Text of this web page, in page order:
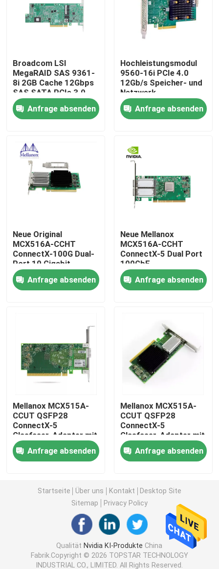
Haus
Produkte
Fabrik-Ausflug
Qualitätskontrolle
Nachrichten
Nvidia KI-Produkte
Modul 100G QSFP28
Modul 25G SFP28
Modul 10G SFP
Optischer Transceiver Finisar
Brocade FC SFP Modul
Brokat SAN-Schalter
Brokat HÜLSE Lizenz
Broadcom LSI
MegaRAID SAS 9361-
8i 2GB Cache 12Gbps
SAS SATA PCIe 3.0
RAID-Controllerkarte
Anfrage absenden
Hochleistungsmodul
9560-16i PCIe 4.0
12Gb/s Speicher- und
Netzwerk-
für Server
Anfrage absenden
Neue Original
MCX516A-CCHT
ConnectX-100G Dual-
Port 10 Gigabit
Ethernet Karte
MCX516A-CDAT
Anfrage absenden
Neue Mellanox
MCX516A-CCHT
ConnectX-5 Dual Port
100GbE
Netzwerkkarte
Adapterkarte
Anfrage absenden
Mellanox MCX515A-
CCUT QSFP28
ConnectX-5
Glasfaser-Adapter mit
einem Port für
Ethernet 4G Hohes
Bracket 1 Jahr
Anfrage absenden
Mellanox MCX515A-
CCUT QSFP28
ConnectX-5
Glasfaser-Adapter mit
einem Port für
Ethernet 4G, hohes
Bracket
Anfrage absenden
Startseite Über uns Kontakt
Desktop Site
Sitemap
Privacy Policy
Qualität Nvidia KI-Produkte China
Fabrik.Copyright © 2026 TOPSTAR TECHNOLOGY
INDUSTRIAL CO., LIMITED. All Rights Reserved.